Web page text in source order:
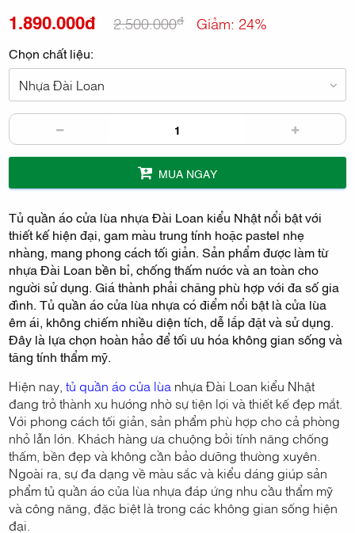
1.890.000đ 2.500.000đ Giảm: 24%
Chọn chất liệu:
Nhựa Đài Loan
MUA NGAY
Tủ quần áo cửa lùa nhựa Đài Loan kiểu Nhật nổi bật với
thiết kế hiện đại, gam màu trung tính hoặc pastel nhẹ
nhàng, mang phong cách tối giản. Sản phẩm được làm từ
nhựa Đài Loan bền bỉ, chống thấm nước và an toàn cho
người sử dụng. Giá thành phải chăng phù hợp với đa số gia
đình. Tủ quần áo cửa lùa nhựa có điểm nổi bật là cửa lùa
êm ái, không chiếm nhiều diện tích, dễ lắp đặt và sử dụng.
Đây là lựa chọn hoàn hảo để tối ưu hóa không gian sống và
tăng tính thẩm mỹ.
Hiện nay,tủ quần áo cửa lùa nhựa Đài Loan kiểu Nhật
đang trở thành xu hướng nhờ sự tiện lợi và thiết kế đẹp mắt.
Với phong cách tối giản, sản phẩm phù hợp cho cả phòng
nhỏ lẫn lớn. Khách hàng ưa chuộng bởi tính năng chống
thấm, bền đẹp và không cần bảo dưỡng thường xuyên.
Ngoài ra, sự đa dạng về màu sắc và kiểu dáng giúp sản
phẩm tủ quần áo cửa lùa nhựa đáp ứng nhu cầu thẩm mỹ
và công năng, đặc biệt là trong các không gian sống hiện
đại.